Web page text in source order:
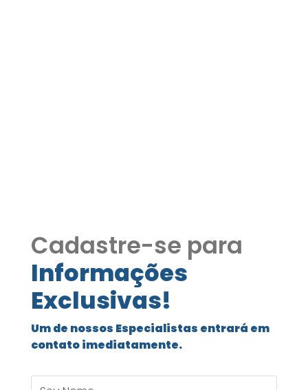
Cadastre-se para
Informações
Exclusivas!
Um de nossos Especialistas entrará em
contato imediatamente.